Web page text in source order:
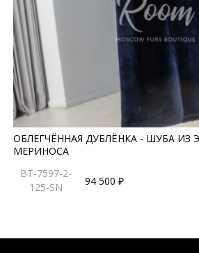
ОБЛЕГЧЁННАЯ ДУБЛЁНКА - ШУБА ИЗ
МЕРИНОСА
BT-7597-2-
125-SN
94 500 ₽